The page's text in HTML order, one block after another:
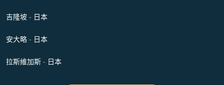
吉隆坡 - 日本
安大略 - 日本
拉斯維加斯 - 日本